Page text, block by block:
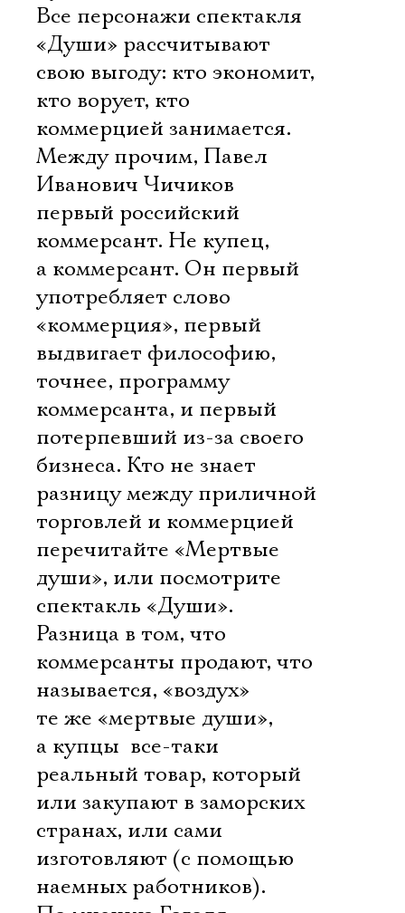
Все персонажи спектакля
«Души» рассчитывают
свою выгоду: кто экономит,
кто ворует, кто
коммерцией занимается.
Между прочим, Павел
Иванович Чичиков 
первый российский
коммерсант. Не купец,
а коммерсант. Он первый
употребляет слово
«коммерция», первый
выдвигает философию,
точнее, программу
коммерсанта, и первый
потерпевший из-за своего
бизнеса. Кто не знает
разницу между приличной
торговлей и коммерцией 
перечитайте «Мертвые
души», или посмотрите
спектакль «Души».
Разница в том, что
коммерсанты продают, что
называется, «воздух» 
те же «мертвые души»,
а купцы  все-таки
реальный товар, который
или закупают в заморских
странах, или сами
изготовляют (с помощью
наемных работников).